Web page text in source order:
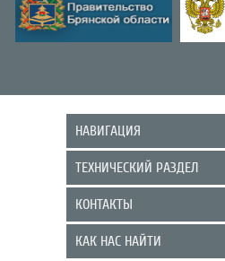
НАВИГАЦИЯ
ТЕХНИЧЕСКИЙ РАЗДЕЛ
КОНТАКТЫ
КАК НАС НАЙТИ